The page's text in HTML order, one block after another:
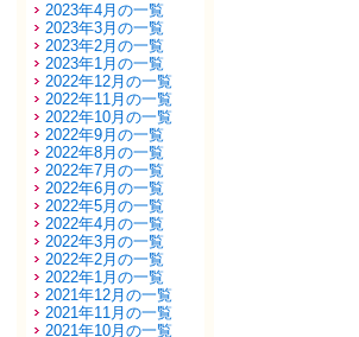
2023年4月の一覧
2023年3月の一覧
2023年2月の一覧
2023年1月の一覧
2022年12月の一覧
2022年11月の一覧
2022年10月の一覧
2022年9月の一覧
2022年8月の一覧
2022年7月の一覧
2022年6月の一覧
2022年5月の一覧
2022年4月の一覧
2022年3月の一覧
2022年2月の一覧
2022年1月の一覧
2021年12月の一覧
2021年11月の一覧
2021年10月の一覧